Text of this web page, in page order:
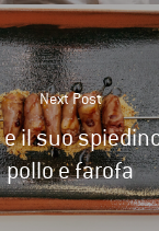
Next Post
e il suo
pollo e farofa